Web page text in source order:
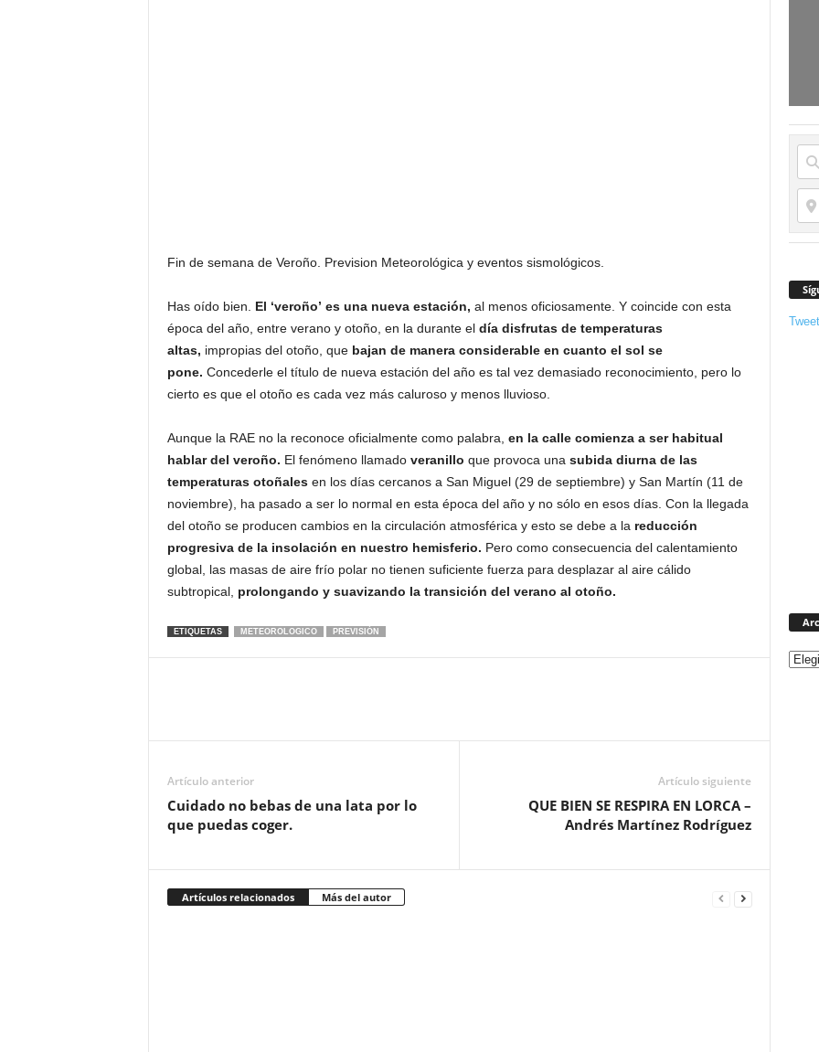
Fin de semana de Veroño. Prevision Meteorológica y eventos sismológicos.
Has oído bien. El ‘veroño’ es una nueva estación, al menos oficiosamente. Y coincide con esta
época del año, entre verano y otoño, en la durante el día disfrutas de temperaturas
altas, impropias del otoño, que bajan de manera considerable en cuanto el sol se
pone. Concederle el título de nueva estación del año es tal vez demasiado reconocimiento, pero lo
cierto es que el otoño es cada vez más caluroso y menos lluvioso.
Aunque la RAE no la reconoce oficialmente como palabra, en la calle comienza a ser habitual
hablar del veroño. El fenómeno llamado veranillo que provoca una subida diurna de las
temperaturas otoñalesen los días cercanos a San Miguel (29 de septiembre) y San Martín (11 de
noviembre), ha pasado a ser lo normal en esta época del año y no sólo en esos días. Con la llegada
del otoño se producen cambios en la circulación atmosférica y esto se debe a la reducción
progresiva de la insolación en nuestro hemisferio. Pero como consecuencia del calentamiento
global, las masas de aire frío polar no tienen suficiente fuerza para desplazar al aire cálido
subtropical, prolongando y suavizando la transición del verano al otoño.
ETIQUETAS METEOROLOGICO PREVISIÓN
Artículo anterior
Cuidado no bebas de una lata por lo
que puedas coger.
Artículo siguiente
QUE BIEN SE RESPIRA EN LORCA –
Andrés Martínez Rodríguez
Artículos relacionados Más del autor